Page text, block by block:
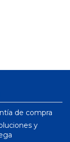
de compra
y